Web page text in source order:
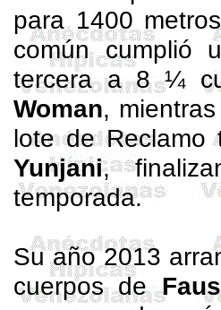
para 1400
común cumplió
tercera a 8 ¼
Woman,
lote de
Yunjani,
temporada.
Su año 2013
cuerpos de